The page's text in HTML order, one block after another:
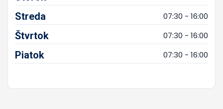
Streda 07:30 - 16:00
Štvrtok 07:30 - 16:00
Piatok 07:30 - 16:00